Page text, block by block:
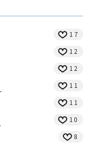
17
12
12
11
11
10
8